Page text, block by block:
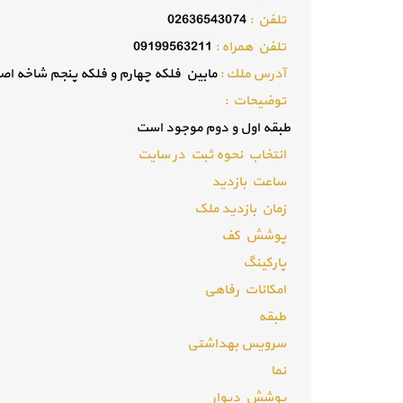
تلفن : 02636543074
تلفن همراه : 09199563211
آدرس ملك :مابین فلکه چهارم و فلکه پنجم شاخه
توضيحات :
طبقه اول و دوم موجود است
انتخاب نحوه ثبت در سایت
ساعت بازدید
زمان بازدید ملک
پوشش کف
پارکینگ
امکانات رفاهی
طبقه
سرویس بهداشتی
نما
پوشش دیوار